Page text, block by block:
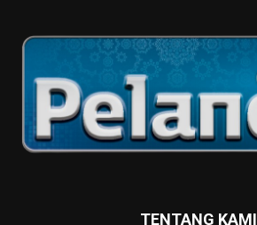
TENTANG KAMI